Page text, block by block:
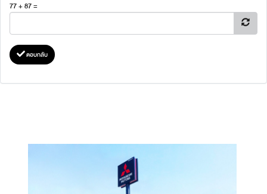
77 + 87 =
ตอบกลับ